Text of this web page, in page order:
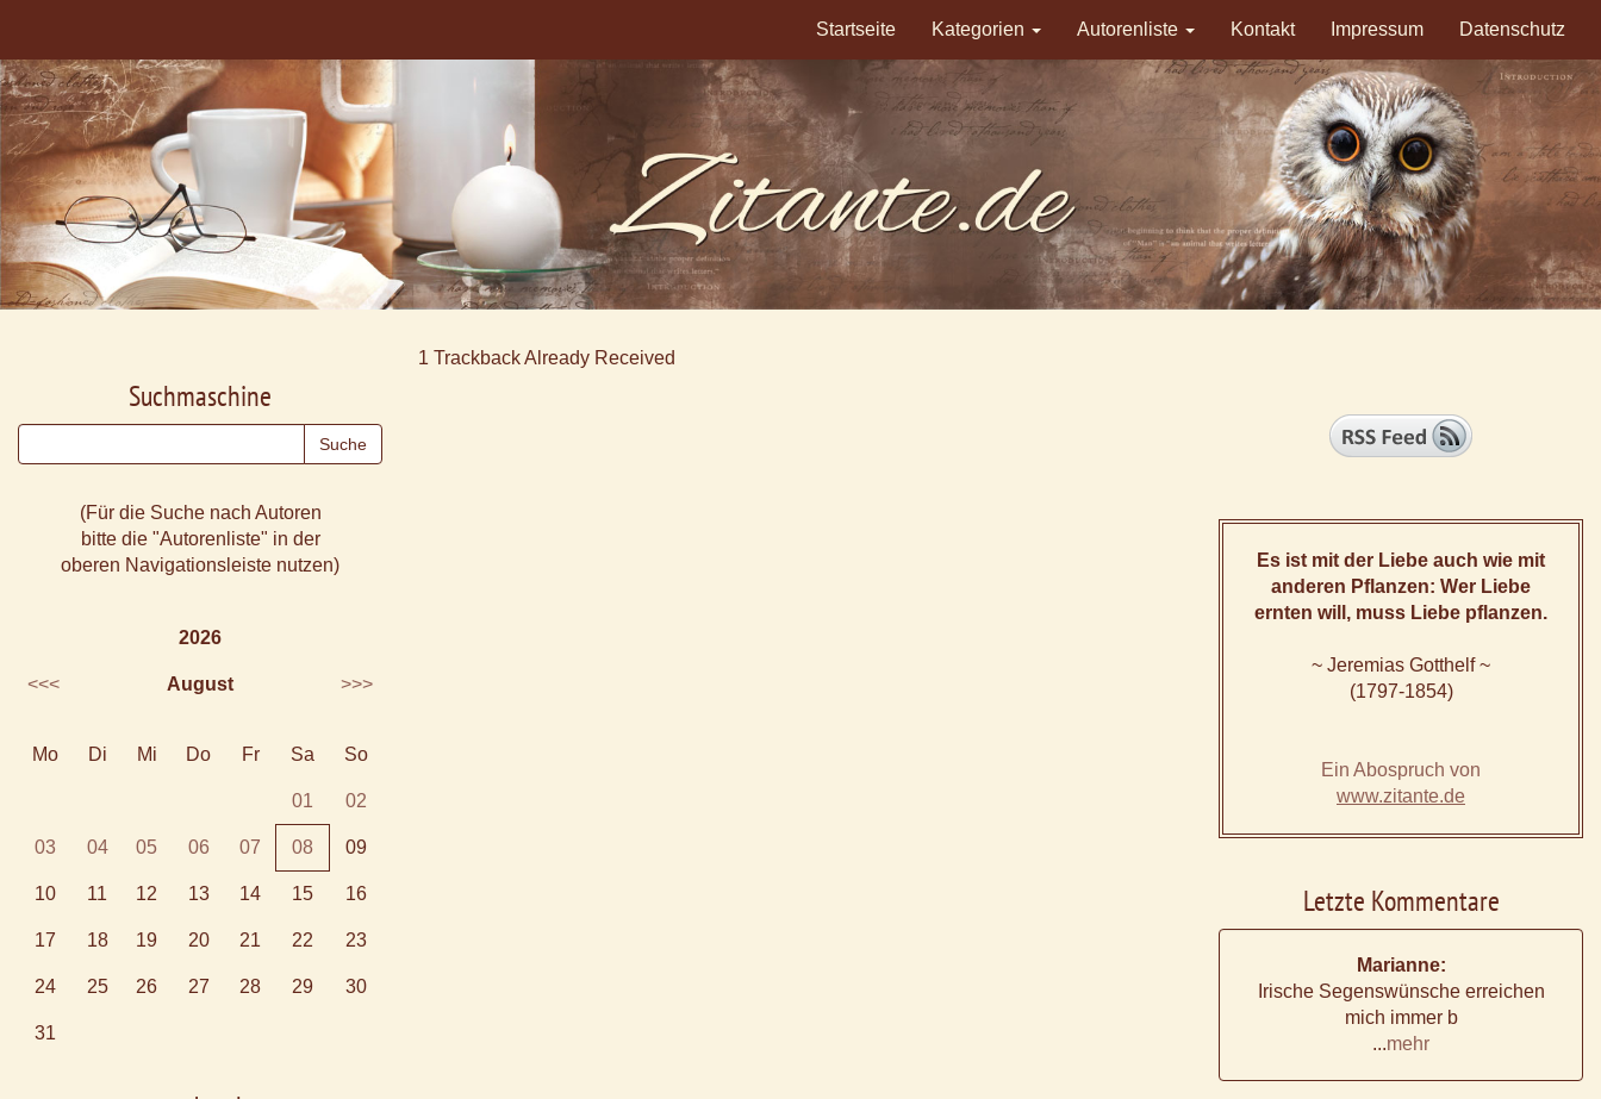
Startseite Kategorien Autorenliste Kontakt Impressum Datenschutz
1 Trackback Already Received
Suchmaschine
(Für die Suche nach Autoren
bitte die "Autorenliste" in der
oberen Navigationsleiste nutzen)
2026
<<< August >>>
Mo Di Mi Do Fr Sa So
01 02
03 04 05 06 07 08 09
10 11 12 13 14 15 16
17 18 19 20 21 22 23
24 25 26 27 28 29 30
31
Es ist mit der Liebe auch wie mit
anderen Pflanzen: Wer Liebe
ernten will, muss Liebe pflanzen.
~ Jeremias Gotthelf ~
(1797-1854)
Ein Abospruch von
www.zitante.de
Letzte Kommentare
Marianne:
Irische Segenswünsche erreichen
mich immer b
...mehr